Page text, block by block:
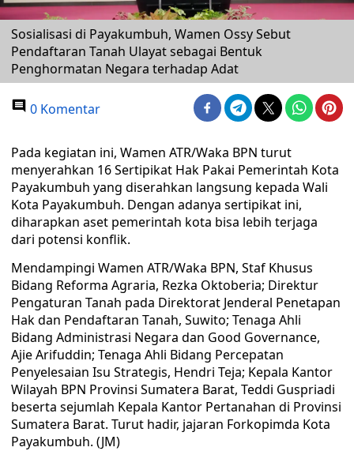
Sosialisasi di Payakumbuh, Wamen Ossy Sebut
Pendaftaran Tanah Ulayat sebagai Bentuk
Penghormatan Negara terhadap Adat
0 Komentar
Pada kegiatan ini, Wamen ATR/Waka BPN turut
menyerahkan 16 Sertipikat Hak Pakai Pemerintah Kota
Payakumbuh yang diserahkan langsung kepada Wali
Kota Payakumbuh. Dengan adanya sertipikat ini,
diharapkan aset pemerintah kota bisa lebih terjaga
dari potensi konflik.
Mendampingi Wamen ATR/Waka BPN, Staf Khusus
Bidang Reforma Agraria, Rezka Oktoberia; Direktur
Pengaturan Tanah pada Direktorat Jenderal Penetapan
Hak dan Pendaftaran Tanah, Suwito; Tenaga Ahli
Bidang Administrasi Negara dan Good Governance,
Ajie Arifuddin; Tenaga Ahli Bidang Percepatan
Penyelesaian Isu Strategis, Hendri Teja; Kepala Kantor
Wilayah BPN Provinsi Sumatera Barat, Teddi Guspriadi
beserta sejumlah Kepala Kantor Pertanahan di Provinsi
Sumatera Barat. Turut hadir, jajaran Forkopimda Kota
Payakumbuh. (JM)